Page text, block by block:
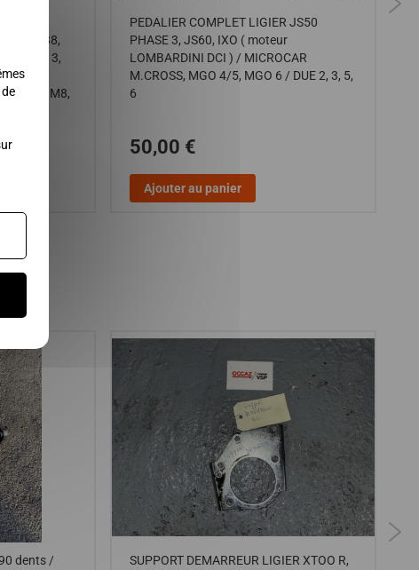
3 P88,
1-2 3,
R-S,
F8C, M8,
PEDALIER COMPLET LIGIER JS50
PHASE 3, JS60, IXO ( moteur
LOMBARDINI DCI ) / MICROCAR
M.CROSS, MGO 4/5, MGO 6 / DUE 2, 3, 5,
6
50,00 €
Ajouter au panier
dents /
SUPPORT DEMARREUR LIGIER XTOO R,